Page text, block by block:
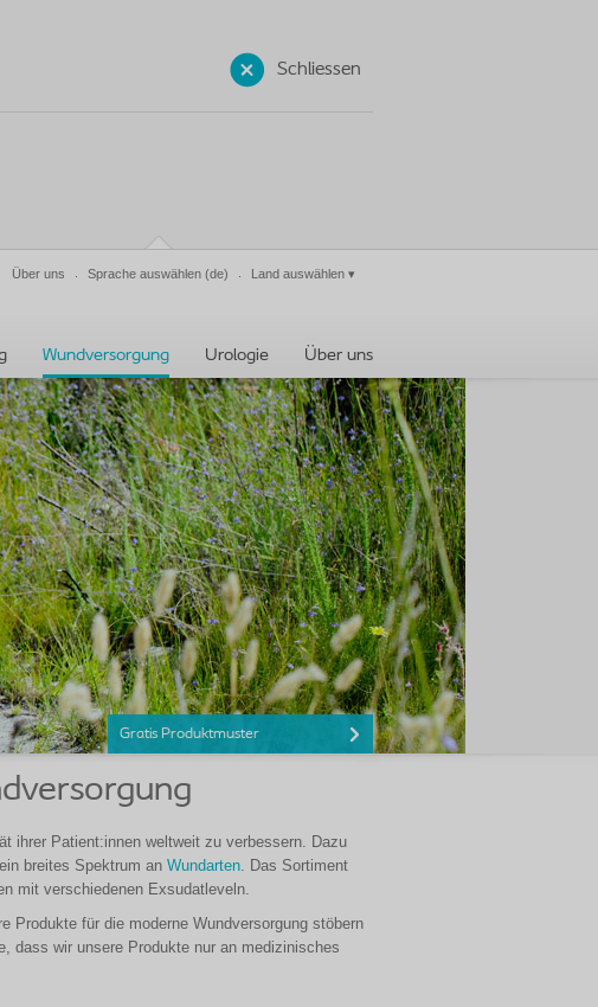
Schliessen
Über uns Sprache auswählen (de) Land auswählen ▾
Wundversorgung Urologie Über uns
Gratis Produktmuster
ihrer Patient:innen weltweit zu verbessern. Dazu
breites Spektrum an Wundarten . Das Sortiment
mit verschiedenen Exsudatleveln.
Produkte für die moderne Wundversorgung stöbern
dass wir unsere Produkte nur an medizinisches